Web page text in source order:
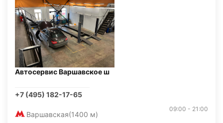
Автосервис Варшавское ш
+7 (495) 182-17-65
Варшавская(1400 м)
09:00 - 21:00